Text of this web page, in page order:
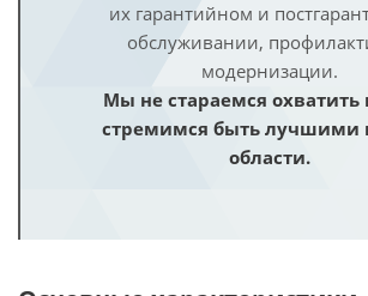
их гарантийном и
обслуживании,
модернизации.
Мы не стараемся охватить
стремимся быть лучшими
области.